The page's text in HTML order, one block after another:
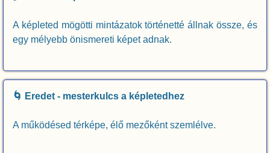
A képleted mögötti mintázatok történetté állnak össze, és
egy mélyebb önismereti képet adnak.
🌀 Eredet - mesterkulcs a képletedhez
A működésed térképe, élő mezőként szemlélve.